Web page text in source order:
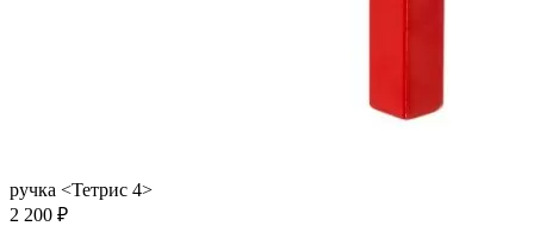
ручка <Тетрис 4>
2 200 ₽